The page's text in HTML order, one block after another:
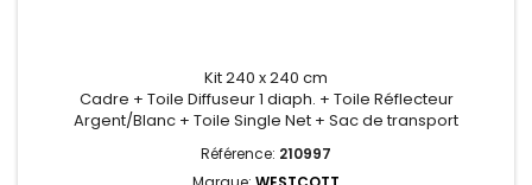
Kit 240 x 240 cm
Cadre + Toile Diffuseur 1 diaph. + Toile Réflecteur
Argent/Blanc + Toile Single Net + Sac de transport
Référence: 210997